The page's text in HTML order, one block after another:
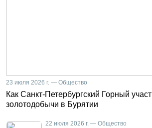
23 июля 2026 г. — Общество
Как Санкт-Петербургский Горный
золотодобычи в Бурятии
22 июля 2026 г. — Общество